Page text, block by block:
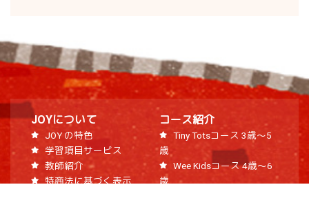
JOYについて
JOY の特色
学習項目サービス
教師紹介
特商法に基づく表示
コース紹介
Tiny Totsコース 3歳～5
歳
Wee Kidsコース 4歳～6
歳